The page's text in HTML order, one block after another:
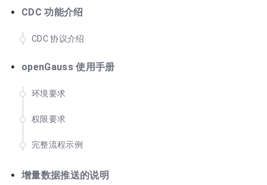
CDC 功能介绍
CDC 协议介绍
openGauss 使用手册
环境要求
权限要求
完整流程示例
增量数据推送的说明